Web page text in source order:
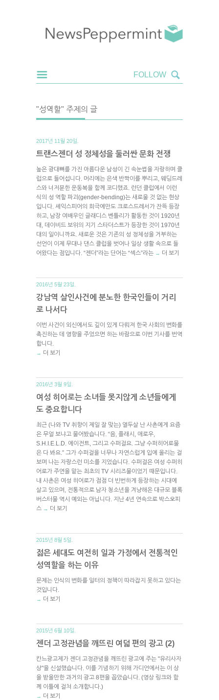
"성역할" 주제의 글
2017년 11월 20일.
트랜스젠더 성 정체성을 둘러싼 문화 전쟁
높은 광대뼈를 가진 아름다운 남성이 긴 속눈썹을 자랑하며 클
럽으로 들어섭니다. 머리에는 은색 반짝이를 뿌리고, 웨딩드레
스와 너저분한 운동복을 함께 코디했죠. 런던 클럽에서 이런
식의 성 역할 파괴(gender-bending)는 새로울 것 없는 현상
입니다. 셰익스피어의 희극에만도 크로스드레서가 잔뜩 등장
하고, 남장 여배우인 글래디스 벤틀리가 활동한 것이 1920년
대, 데이비드 보위의 지기 스타더스트가 등장한 것이 1970년
대의 일이니까요. 새로운 것은 기존의 성 정체성을 거부하는
선언이 이제 무대나 댄스 클럽을 벗어나 일상 생활 속으로 들
어왔다는 점입니다. “젠더”라는 단어는 “섹스”라는 → 더 보기
2016년 5월 23일.
강남역 살인사건에 분노한 한국인들이 거리
로 나서다
이번 사건이 외신에서도 깊이 있게 다뤄져 한국 사회의 변화를
촉진하는 데 영향을 주었으면 하는 바람으로 이번 기사를 번역
합니다.
→ 더 보기
2016년 3월 9일.
여성 히어로는 소녀들 못지않게 소년들에게
도 중요합니다
최근 (나와 TV 취향이 제일 잘 맞는) 열두살 난 사촌에게 요즘
은 무얼 보냐고 물어봤습니다. “음, 플래시, 애로우,
S.H.I.E.L.D. 에이전트, 그리고 수퍼걸요. 그냥 수퍼히어로물
은 다 봐요.” 그가 수퍼걸을 너무나 자연스럽게 입에 올리는 걸
보며 나는 자랑스런 미소를 지었습니다. 수퍼걸은 여성 수퍼히
어로가 주연을 맡는 최초의 TV 시리즈물이었기 때문입니다.
내 사촌은 여성 히어로가 점점 더 빈번하게 등장하는 시대에
살고 있으며, 전통적으로 남자 청소년을 겨냥해온 대규모 블록
버스터물 역시 예외는 아닙니다. 지난 4년 연속으로 박스오피
스 → 더 보기
2015년 8월 5일.
젊은 세대도 여전히 일과 가정에서 전통적인
성역할을 하는 이유
문제는 인식의 변화를 일터의 정책이 따라잡지 못하고 있다는
것입니다.
→ 더 보기
2015년 6월 10일.
젠더 고정관념을 깨뜨린 여덟 편의 광고 (2)
칸느광고제가 젠더 고정관념을 깨뜨린 광고에 주는 "유리사자
상"을 신설했습니다. 이를 기념하기 위해 가디언에서는 이 상
을 받을만한 과거의 광고 8편을 꼽았습니다. (영상 링크와 함
께 이틀에 걸쳐 소개합니다.)
→ 더 보기